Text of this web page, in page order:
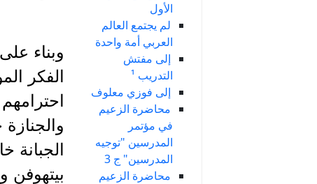
الأول
لم يجتمع العالم
العربي أمة واحدة
إلى مفتش
التدريب ¹
إلى فوزي معلوف
محاضرة الزعيم
في مؤتمر
المدرسين "توجيه
المدرسين" ج 3
محاضرة الزعيم
وبناء
الفكر
بيتهوفن